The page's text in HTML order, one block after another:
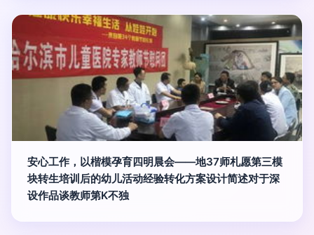
安心工作，以楷模孕育四明晨会——地37师札愿第三模
块转生培训后的幼儿活动经验转化方案设计简述对于深
设作品谈教师第K不独